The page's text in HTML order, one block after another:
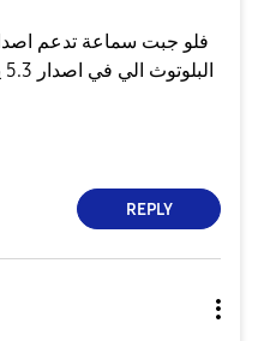
فلو جبت سماعة تدعم
البلوتوث الي في اصدار 5.3 يعني مش هتاخد التجربة الكاملة
REPLY